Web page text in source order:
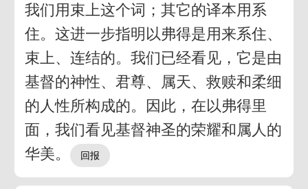
我们用束上这个词；其它的译本用系
住。这进一步指明以弗得是用来系住、
束上、连结的。我们已经看见，它是由
基督的神性、君尊、属天、救赎和柔细
的人性所构成的。因此，在以弗得里
面，我们看见基督神圣的荣耀和属人的
华美。